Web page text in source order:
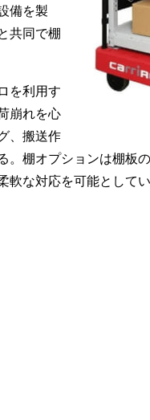
備を製
共同で棚
を利用す
崩れを心
、搬送作
。棚オプションは棚板
な対応を可能としてい